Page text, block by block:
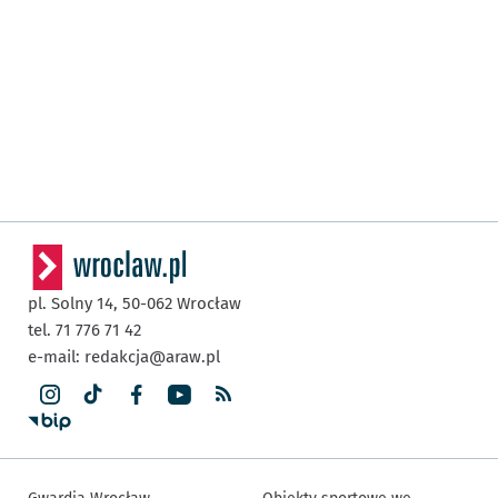
pl. Solny 14, 50-062 Wrocław
tel. 71 776 71 42
e-mail: redakcja@araw.pl